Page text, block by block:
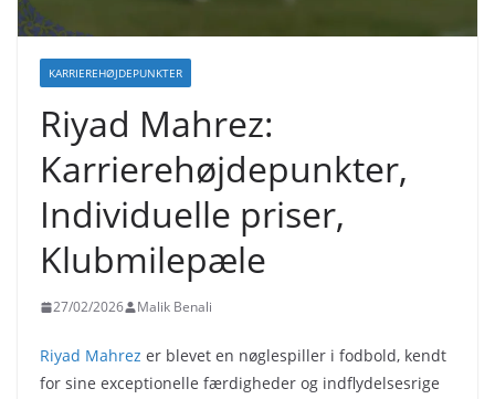
KARRIEREHØJDEPUNKTER
Riyad Mahrez:
Karrierehøjdepunkter,
Individuelle priser,
Klubmilepæle
27/02/2026 Malik Benali
Riyad Mahrez er blevet en nøglespiller i fodbold, kendt
for sine exceptionelle færdigheder og indflydelsesrige